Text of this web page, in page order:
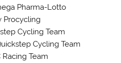
Pharma-Lotto
Procycling
Cycling Team
Cycling Team
Racing Team